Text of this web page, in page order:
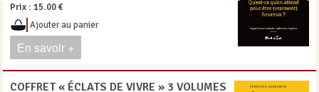
Prix :15.00 €
Ajouter au panier
En savoir +
COFFRET « ÉCLATS DE VIVRE » 3 VOLUMES